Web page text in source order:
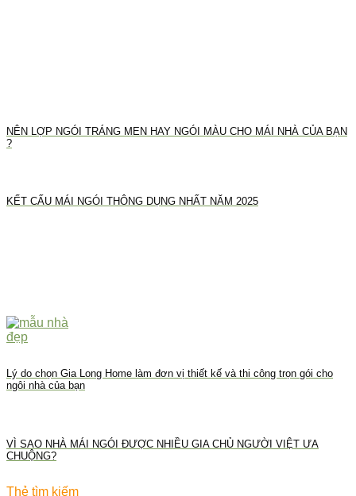
NÊN LỢP NGÓI TRÁNG MEN HAY NGÓI MÀU CHO MÁI NHÀ CỦA BẠN
?
KẾT CẤU MÁI NGÓI THÔNG DỤNG NHẤT NĂM 2025
Lý do chọn Gia Long Home làm đơn vị thiết kế và thi công trọn gói cho
ngôi nhà của bạn
VÌ SAO NHÀ MÁI NGÓI ĐƯỢC NHIỀU GIA CHỦ NGƯỜI VIỆT ƯA
CHUỘNG?
Thẻ tìm kiếm